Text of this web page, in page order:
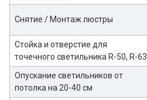
Снятие / Монтаж люстры
Стойка и отверстие для
точечного светильника R-50, R-63
Опускание светильников от
потолка на 20-40 см